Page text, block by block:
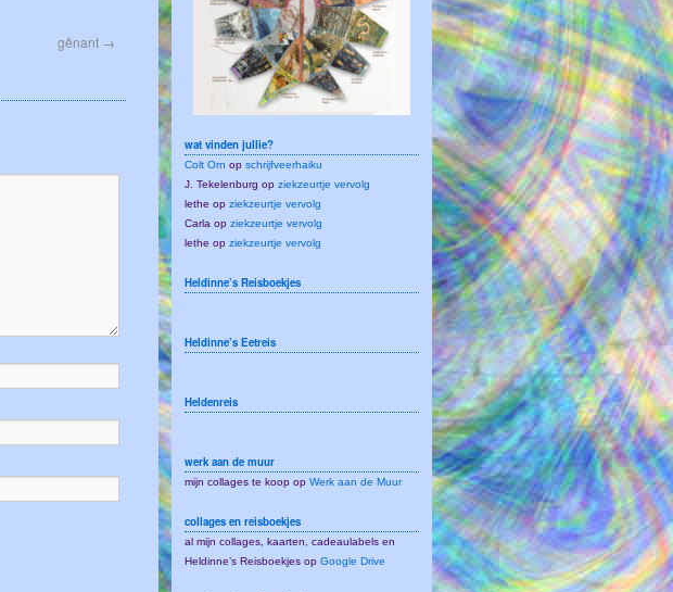
gênant →
wat vinden jullie?
Colt Orn op schrijfveerhaiku
J. Tekelenburg op ziekzeurtje vervolg
lethe op ziekzeurtje vervolg
Carla op ziekzeurtje vervolg
lethe op ziekzeurtje vervolg
Heldinne’s Reisboekjes
Heldinne’s Eetreis
Heldenreis
werk aan de muur
mijn collages te koop op Werk aan de Muur
collages en reisboekjes
al mijn collages, kaarten, cadeaulabels en
Heldinne’s Reisboekjes op Google Drive